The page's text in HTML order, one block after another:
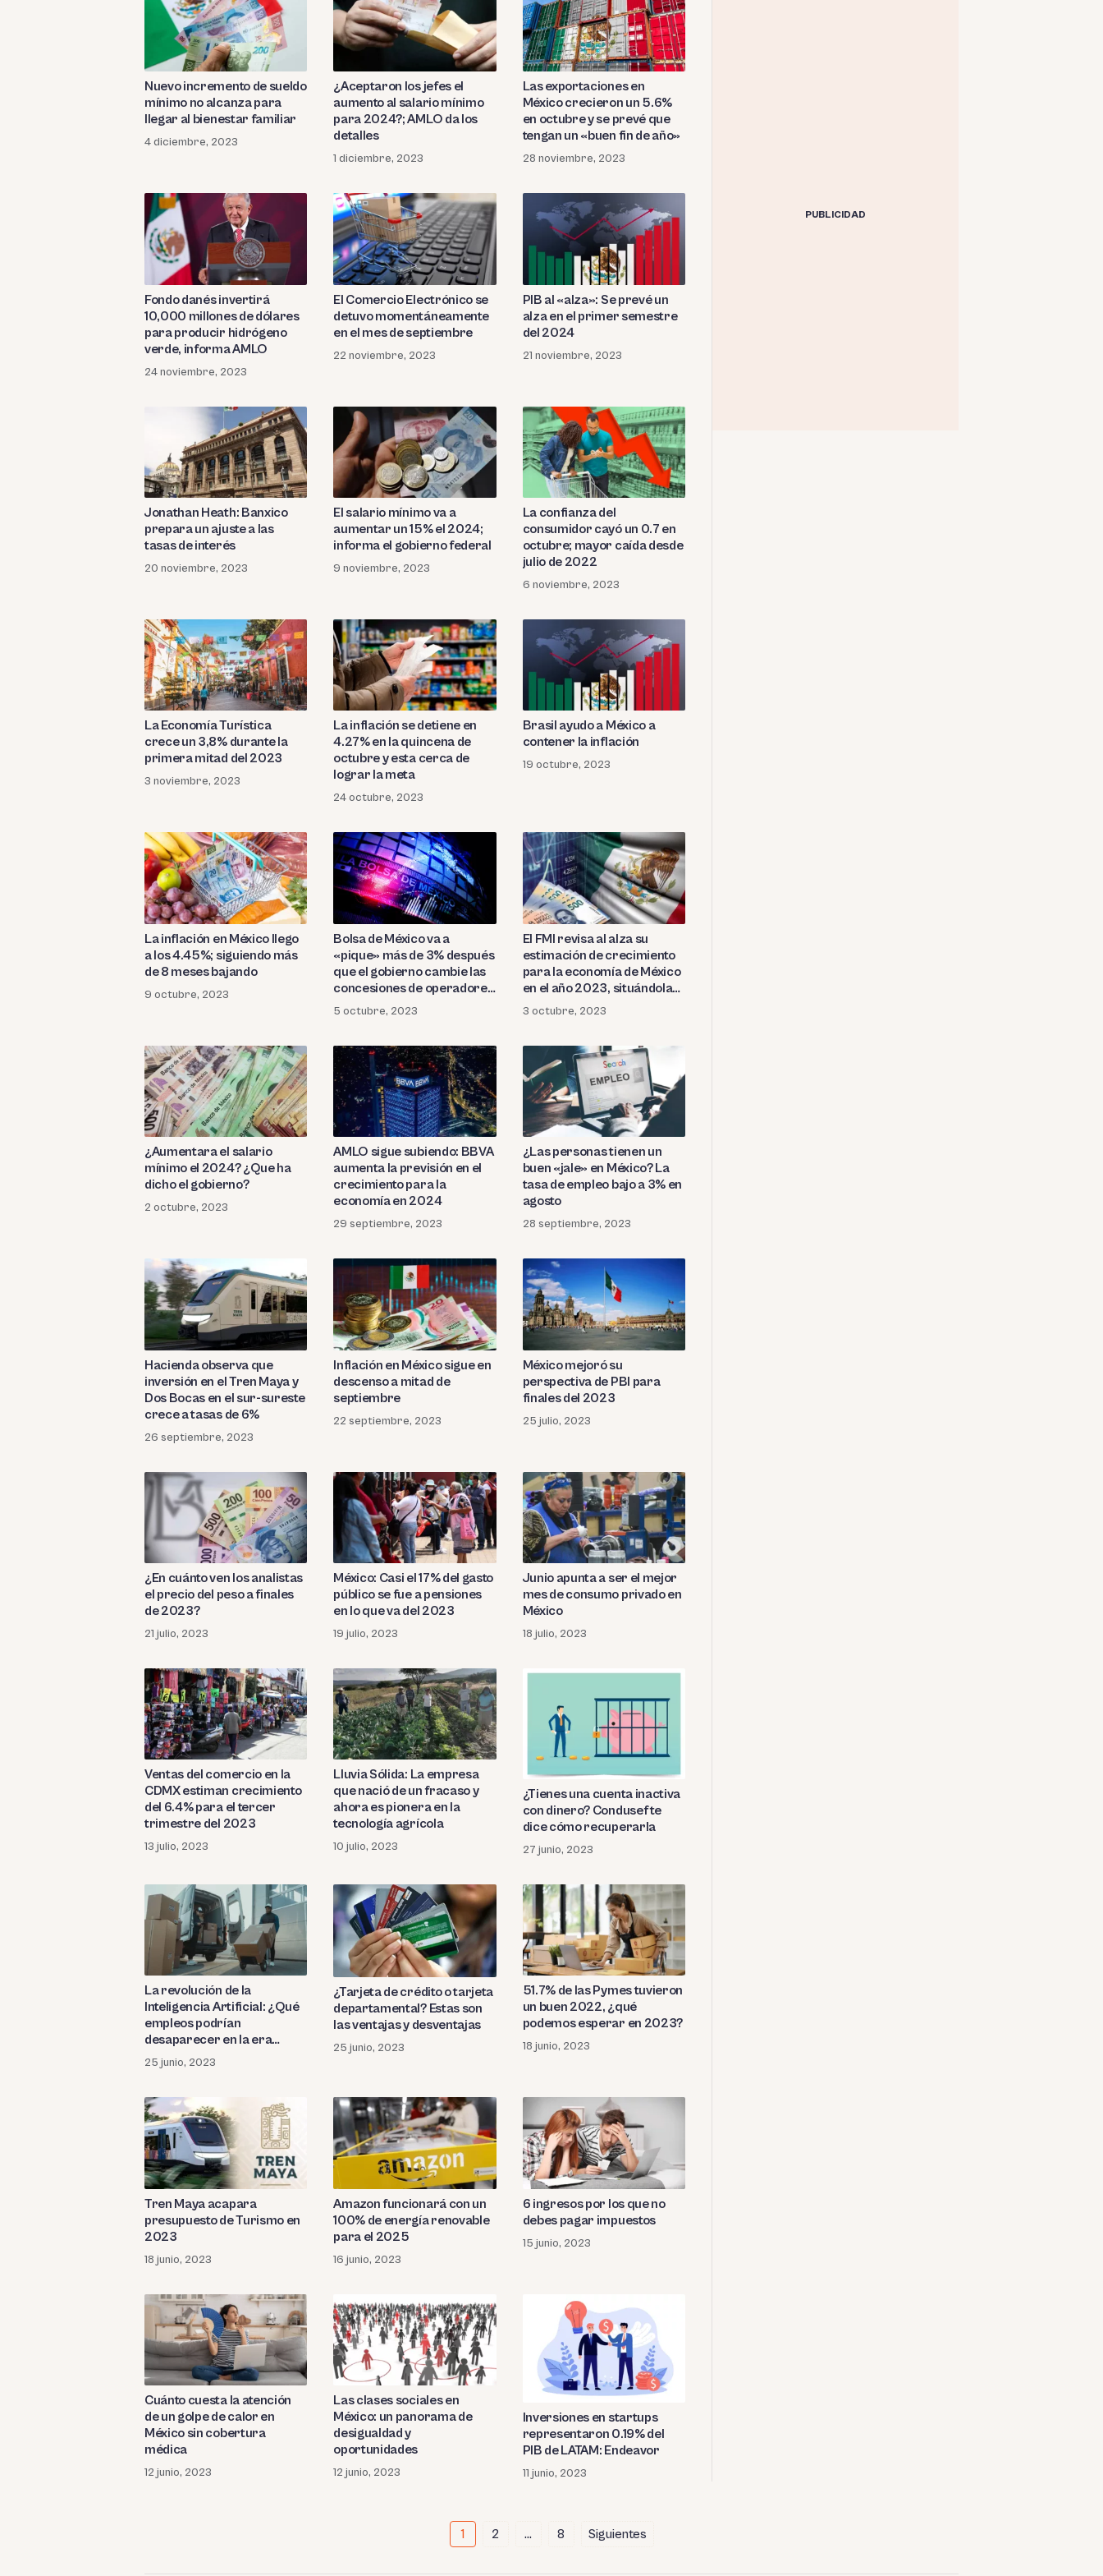
Nuevo incremento de sueldo
mínimo no alcanza para
llegar al bienestar familiar
4 diciembre, 2023
¿Aceptaron los jefes el
aumento al salario mínimo
para 2024?; AMLO da los
detalles
1 diciembre, 2023
Las exportaciones en
México crecieron un 5.6%
en octubre y se prevé que
tengan un «buen fin de año»
28 noviembre, 2023
Fondo danés invertirá
10,000 millones de dólares
para producir hidrógeno
verde, informa AMLO
24 noviembre, 2023
El Comercio Electrónico se
detuvo momentáneamente
en el mes de septiembre
22 noviembre, 2023
PIB al «alza»: Se prevé un
alza en el primer semestre
del 2024
21 noviembre, 2023
Jonathan Heath: Banxico
prepara un ajuste a las
tasas de interés
20 noviembre, 2023
El salario mínimo va a
aumentar un 15% el 2024;
informa el gobierno federal
9 noviembre, 2023
La confianza del
consumidor cayó un 0.7 en
octubre; mayor caída desde
julio de 2022
6 noviembre, 2023
La Economía Turística
crece un 3,8% durante la
primera mitad del 2023
3 noviembre, 2023
La inflación se detiene en
4.27% en la quincena de
octubre y esta cerca de
lograr la meta
24 octubre, 2023
Brasil ayudo a México a
contener la inflación
19 octubre, 2023
La inflación en México llego
a los 4.45%; siguiendo más
de 8 meses bajando
9 octubre, 2023
Bolsa de México va a
«pique» más de 3% después
que el gobierno cambie las
concesiones de operadores
aeroportuarios
5 octubre, 2023
El FMI revisa al alza su
estimación de crecimiento
para la economía de México
en el año 2023, situándola
en un 3.2%
3 octubre, 2023
¿Aumentara el salario
mínimo el 2024? ¿Que ha
dicho el gobierno?
2 octubre, 2023
AMLO sigue subiendo: BBVA
aumenta la previsión en el
crecimiento para la
economía en 2024
29 septiembre, 2023
¿Las personas tienen un
buen «jale» en México? La
tasa de empleo bajo a 3% en
agosto
28 septiembre, 2023
Hacienda observa que
inversión en el Tren Maya y
Dos Bocas en el sur-sureste
crece a tasas de 6%
26 septiembre, 2023
Inflación en México sigue en
descenso a mitad de
septiembre
22 septiembre, 2023
México mejoró su
perspectiva de PBI para
finales del 2023
25 julio, 2023
¿En cuánto ven los analistas
el precio del peso a finales
de 2023?
21 julio, 2023
México: Casi el 17% del gasto
público se fue a pensiones
en lo que va del 2023
19 julio, 2023
Junio apunta a ser el mejor
mes de consumo privado en
México
18 julio, 2023
Ventas del comercio en la
CDMX estiman crecimiento
del 6.4% para el tercer
trimestre del 2023
13 julio, 2023
Lluvia Sólida: La empresa
que nació de un fracaso y
ahora es pionera en la
tecnología agrícola
10 julio, 2023
¿Tienes una cuenta inactiva
con dinero? Condusef te
dice cómo recuperarla
27 junio, 2023
La revolución de la
Inteligencia Artificial: ¿Qué
empleos podrían
desaparecer en la era
digital?
25 junio, 2023
¿Tarjeta de crédito o tarjeta
departamental? Estas son
las ventajas y desventajas
25 junio, 2023
51.7% de las Pymes tuvieron
un buen 2022, ¿qué
podemos esperar en 2023?
18 junio, 2023
Tren Maya acapara
presupuesto de Turismo en
2023
18 junio, 2023
Amazon funcionará con un
100% de energía renovable
para el 2025
16 junio, 2023
6 ingresos por los que no
debes pagar impuestos
15 junio, 2023
Cuánto cuesta la atención
de un golpe de calor en
México sin cobertura
médica
12 junio, 2023
Las clases sociales en
México: un panorama de
desigualdad y
oportunidades
12 junio, 2023
Inversiones en startups
representaron 0.19% del
PIB de LATAM: Endeavor
11 junio, 2023
PUBLICIDAD
1 2 … 8 Siguientes